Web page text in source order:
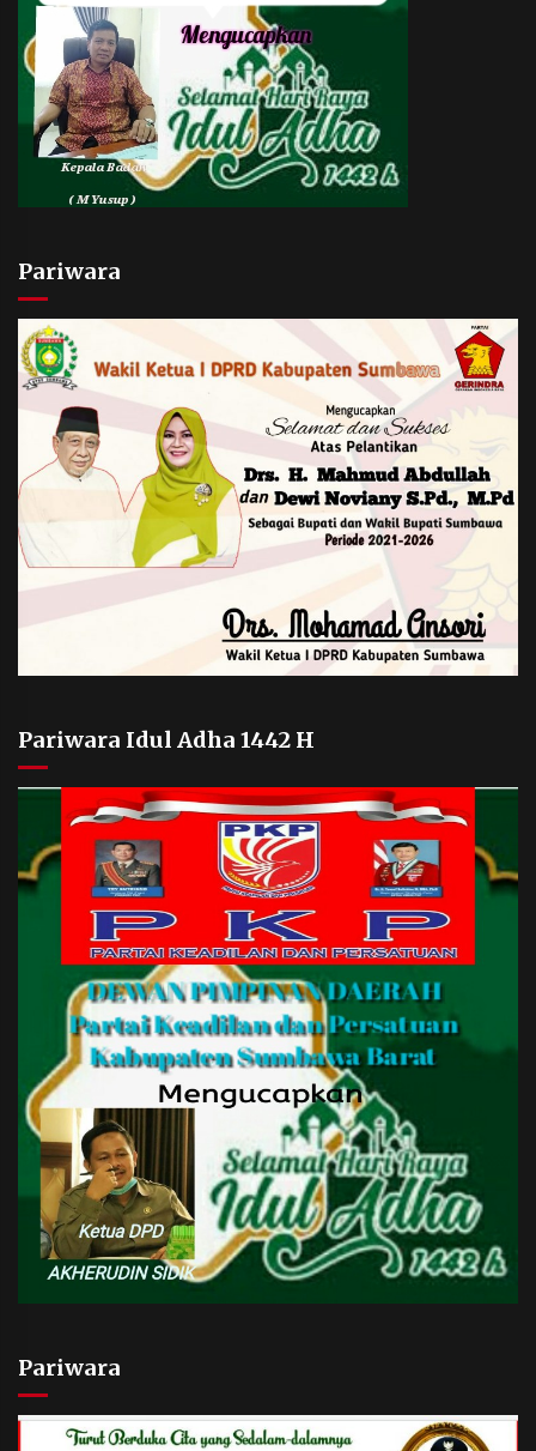
Pariwara
Pariwara Idul Adha 1442 H
Pariwara